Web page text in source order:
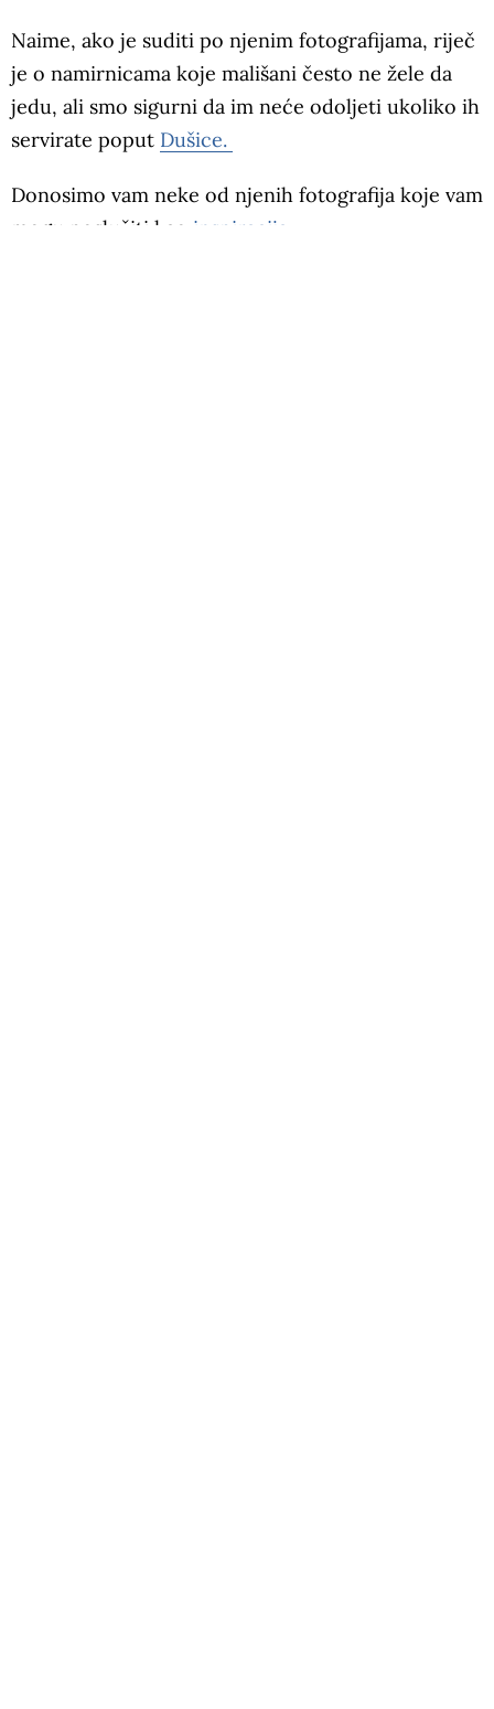
Naime, ako je suditi po njenim fotografijama, riječ
je o namirnicama koje mališani često ne žele da
jedu, ali smo sigurni da im neće odoljeti ukoliko ih
servirate poput Dušice.
Donosimo vam neke od njenih fotografija koje vam
mogu poslužiti kao inspiracija.